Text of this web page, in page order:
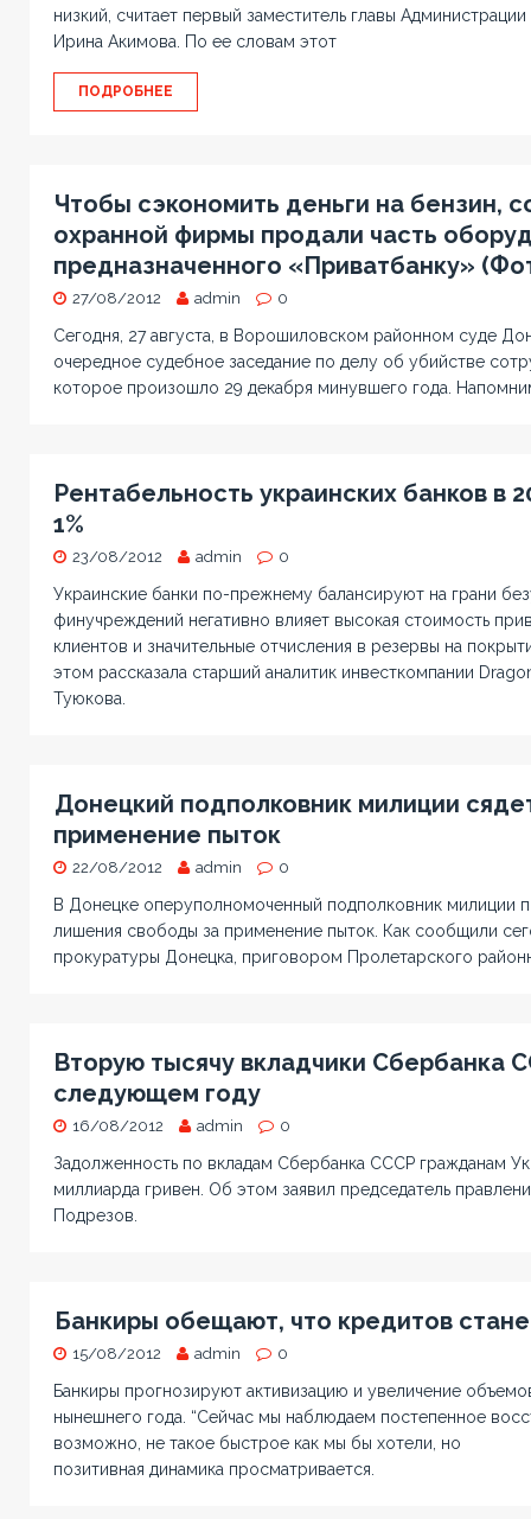
низкий, считает первый заместитель главы
Ирина Акимова. По ее словам этот
ПОДРОБНЕЕ
Чтобы сэкономить деньги на бензин,
охранной фирмы продали часть
предназначенного «Приватбанку»
27/08/2012 admin 0
Сегодня, 27 августа, в Ворошиловском районном суде
очередное судебное заседание по делу об убийстве
которое произошло 29 декабря минувшего года.
Рентабельность украинских банков в
1%
23/08/2012 admin 0
Украинские банки по-прежнему балансируют на грани
финучреждений негативно влияет высокая стоимость
клиентов и значительные отчисления в резервы на
этом рассказала старший аналитик инвесткомпании
Туюкова.
Донецкий подполковник милиции
применение пыток
22/08/2012 admin 0
В Донецке оперуполномоченный подполковник милиции
лишения свободы за применение пыток. Как сообщили
прокуратуры Донецка, приговором Пролетарского
Вторую тысячу вкладчики Сбербанка
следующем году
16/08/2012 admin 0
Задолженность по вкладам Сбербанка СССР гражданам
миллиарда гривен. Об этом заявил председатель
Подрезов.
Банкиры обещают, что кредитов
15/08/2012 admin 0
Банкиры прогнозируют активизацию и увеличение
нынешнего года. “Сейчас мы наблюдаем постепенное
возможно, не такое быстрое как мы бы хотели, но
позитивная динамика просматривается.